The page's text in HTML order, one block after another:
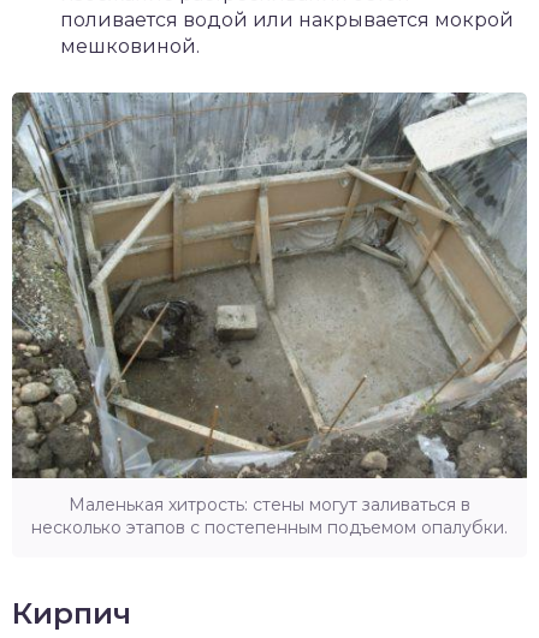
поливается водой или накрывается мокрой
мешковиной.
Маленькая хитрость: стены могут заливаться в
несколько этапов с постепенным подъемом опалубки.
Кирпич